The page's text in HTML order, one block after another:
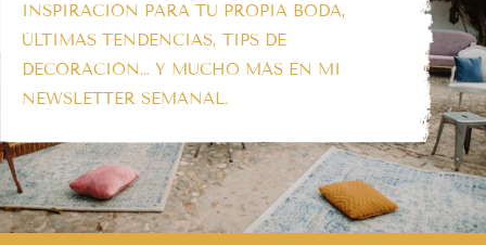
INSPIRACIÓN PARA TU PROPIA BODA,
ÚLTIMAS TENDENCIAS, TIPS DE
DECORACIÓN… Y MUCHO MÁS EN MI
NEWSLETTER SEMANAL.